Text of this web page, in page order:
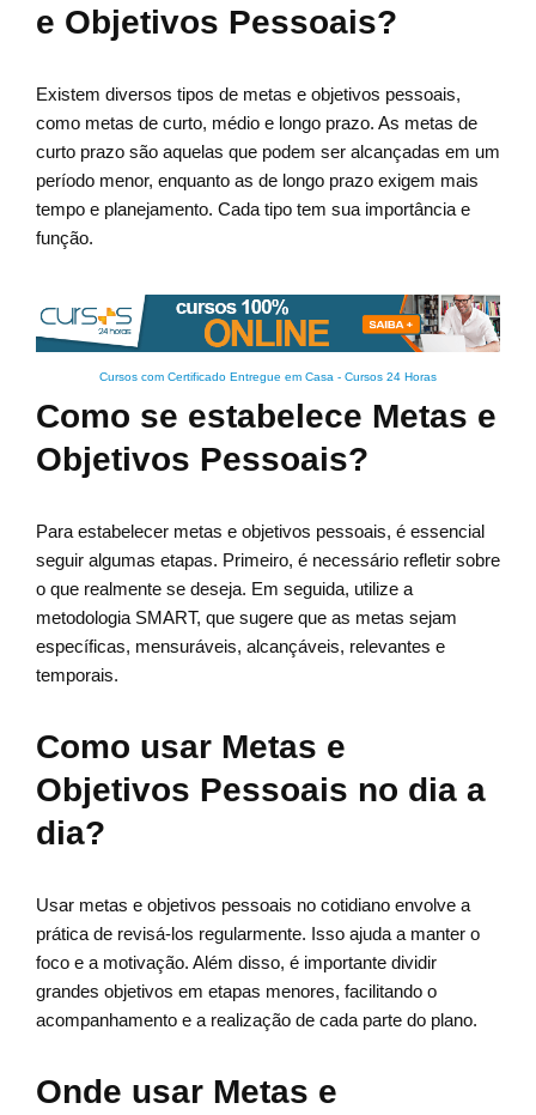
e Objetivos Pessoais?
Existem diversos tipos de metas e objetivos pessoais,
como metas de curto, médio e longo prazo. As metas de
curto prazo são aquelas que podem ser alcançadas em um
período menor, enquanto as de longo prazo exigem mais
tempo e planejamento. Cada tipo tem sua importância e
função.
Cursos com Certificado Entregue em Casa - Cursos 24 Horas
Como se estabelece Metas e
Objetivos Pessoais?
Para estabelecer metas e objetivos pessoais, é essencial
seguir algumas etapas. Primeiro, é necessário refletir sobre
o que realmente se deseja. Em seguida, utilize a
metodologia SMART, que sugere que as metas sejam
específicas, mensuráveis, alcançáveis, relevantes e
temporais.
Como usar Metas e
Objetivos Pessoais no dia a
dia?
Usar metas e objetivos pessoais no cotidiano envolve a
prática de revisá-los regularmente. Isso ajuda a manter o
foco e a motivação. Além disso, é importante dividir
grandes objetivos em etapas menores, facilitando o
acompanhamento e a realização de cada parte do plano.
Onde usar Metas e